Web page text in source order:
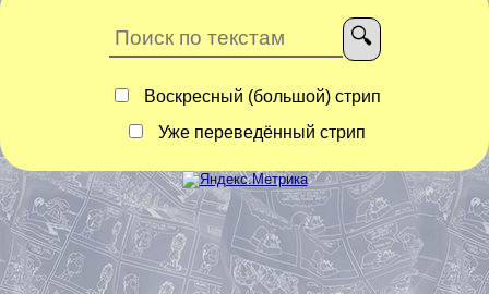
Воскресный (большой) стрип
Уже переведённый стрип